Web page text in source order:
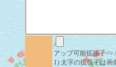
/
アップ可能拡張子=> /
1) 太字の拡張子は画